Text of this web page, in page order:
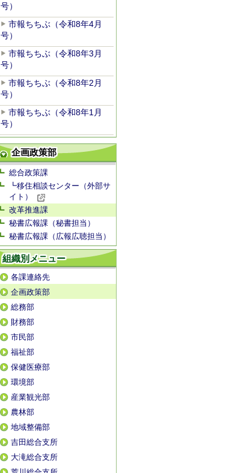
号）
市報ちちぶ（令和8年4月
号）
市報ちちぶ（令和8年3月
号）
市報ちちぶ（令和8年2月
号）
市報ちちぶ（令和8年1月
号）
企画政策部
総合政策課
┗移住相談センター（外部サ
イト）
改革推進課
秘書広報課（秘書担当）
秘書広報課（広報広聴担当）
組織別メニュー
各課連絡先
企画政策部
総務部
財務部
市民部
福祉部
保健医療部
環境部
産業観光部
農林部
地域整備部
吉田総合支所
大滝総合支所